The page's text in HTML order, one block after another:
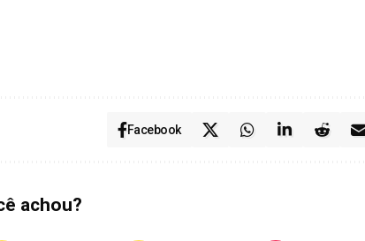
Facebook
achou?